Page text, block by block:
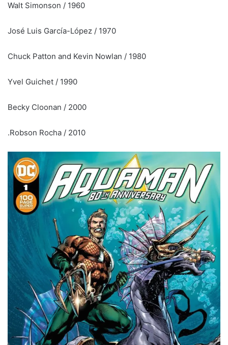
1960 / Walt Simonson
1970 / José Luis García-López
1980 / Chuck Patton and Kevin Nowlan
1990 / Yvel Guichet
2000 / Becky Cloonan
2010 / Robson Rocha.